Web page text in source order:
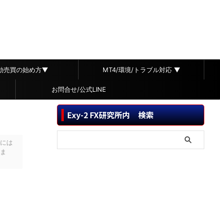
売買の始め方▼ MT4/環境/トラブル対応 ▼
お問合せ/公式LINE
は
Exy-2 FX研究所内 検索